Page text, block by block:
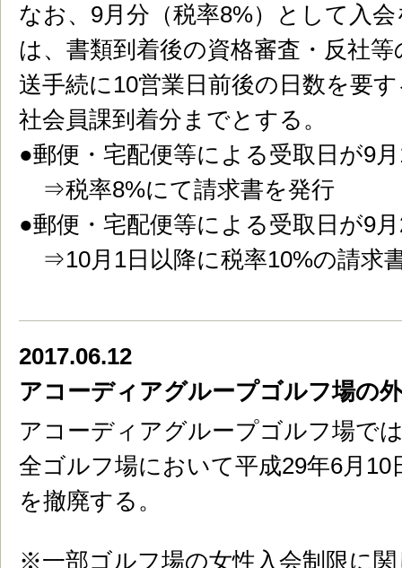
なお、9月分（税率8%）として入
は、書類到着後の資格審査・反社
送手続に10営業日前後の日数を要
社会員課到着分までとする。
●郵便・宅配便等による受取日が9
⇒税率8%にて請求書を発行
●郵便・宅配便等による受取日が9
⇒10月1日以降に税率10%の請求
2017.06.12
アコーディアグループゴルフ場の
アコーディアグループゴルフ場で
全ゴルフ場において平成29年6月
を撤廃する。
※一部ゴルフ場の女性入会制限に